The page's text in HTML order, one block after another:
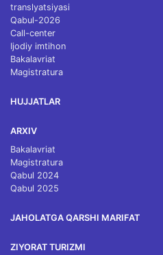
translyatsiyasi
Qabul-2026
Call-center
Ijodiy imtihon
Bakalavriat
Magistratura
HUJJATLAR
ARXIV
Bakalavriat
Magistratura
Qabul 2024
Qabul 2025
JAHOLATGA QARSHI MARIFAT
ZIYORAT TURIZMI